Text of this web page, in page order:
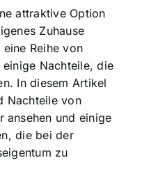
attraktive Option
Zuhause
Reihe von
Nachteile, die
In diesem Artikel
Nachteile von
ansehen und einige
die bei der
zu